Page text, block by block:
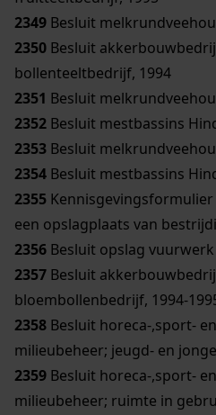
2349 Besluit
2350 Besluit
bollenteeltbedrijf, 1994
2351 Besluit
2352 Besluit mestbassins
2353 Besluit
2354 Besluit mestbassins
2355
een opslagplaats van
2356 Besluit opslag
2357 Besluit
bloembollenbedrijf, 1994-
2358 Besluit horeca-,sport-
milieubeheer; jeugd- en
2359 Besluit horeca-,sport-
milieubeheer; ruimte in